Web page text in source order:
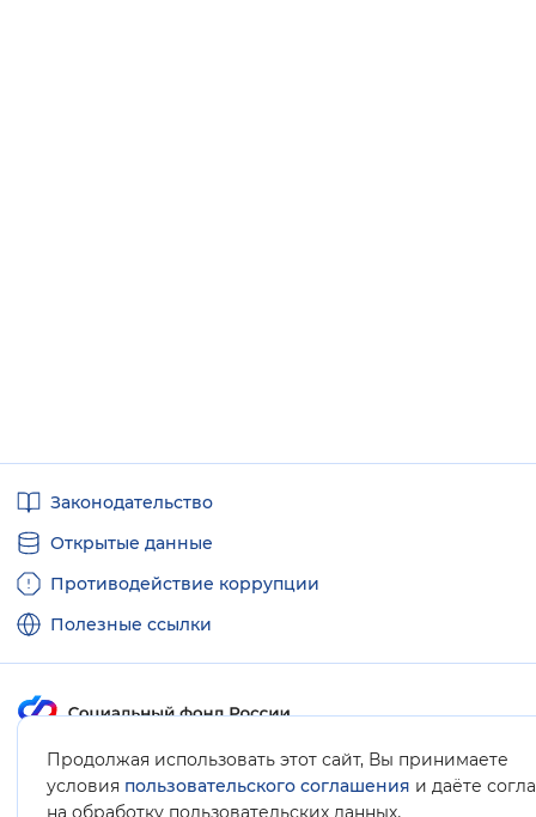
Продолжая использовать этот сайт, Вы принимаете
условия пользовательского соглашения и даёте
на обработку пользовательских данных.
ссылкиЗаконодательство
Открытые данные
Противодействие коррупции
Полезные ссылки
Карта сайта